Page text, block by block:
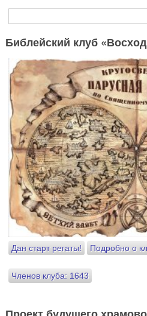
Форма поиска
Библейский клуб
Дан старт регаты! Подробно о
Членов клуба: 1643